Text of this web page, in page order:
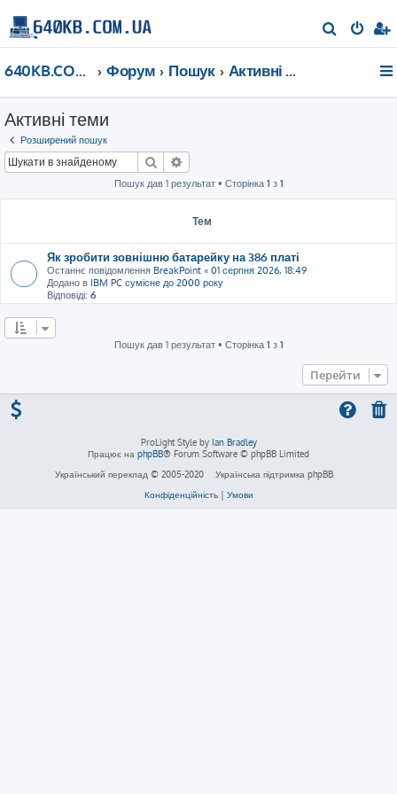
о
640KB.COM.UA Форум Пошук Активні теми
Активні теми
Розширений пошук
Пошук
Пошук дав 1 результат • Сторінка 1 з 1
Тем
Як зробити зовнішню батарейку на 386 платі
Останнє повідомлення BreakPoint « 01 серпня 2026, 18:49
Додано в IBM PC сумісне до 2000 року
Відповіді: 6
Пошук дав 1 результат • Сторінка 1 з 1
Перейти
ProLight Style by Ian Bradley
Працює на phpBB® Forum Software © phpBB Limited
Український переклад © 2005-2020
Українська підтримка phpBB
Конфіденційність| Умови